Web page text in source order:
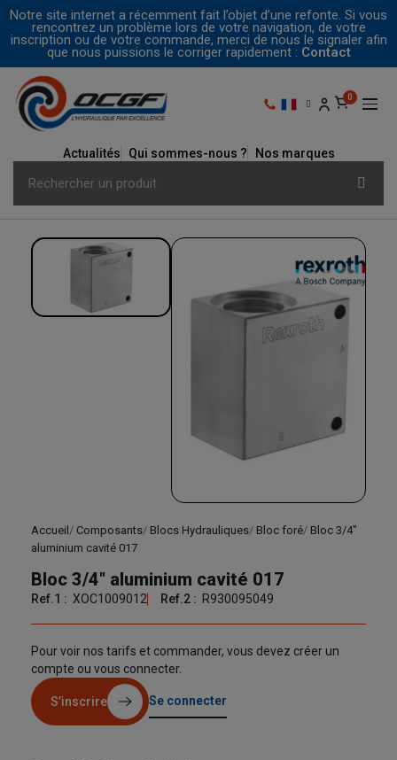
Notre site internet a récemment fait l’objet d’une refonte. Si vous
rencontrez un problème lors de votre navigation, de votre
inscription ou de votre commande, merci de nous le signaler afin
que nous puissions le corriger rapidement : Contact
Actualités Qui sommes-nous ? Nos marques
Accueil Composants Blocs Hydrauliques Bloc foré Bloc 3/4"
aluminium cavité 017
Bloc 3/4" aluminium cavité 017
Ref.1 : XOC1009012 Ref.2 : R930095049
Pour voir nos tarifs et commander, vous devez créer un
compte ou vous connecter.
S’inscrire Se connecter